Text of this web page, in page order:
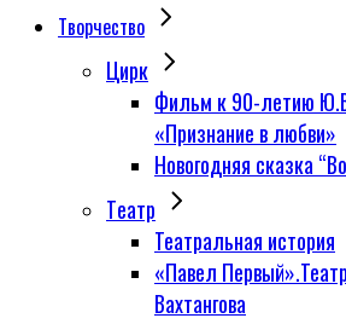
Творчество
Цирк
Фильм к 90-летию
«Признание в любви»
Новогодняя сказка
Tеатр
Театральная история
«Павел
Вахтангова